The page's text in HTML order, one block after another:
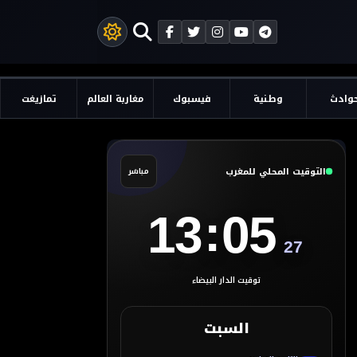
وطنية فيسبوك مغاربة العالم تمازيغت
التوقيت المحلي للمغرب مباشر
13:05 28
توقيت الدار البيضاء
السبت